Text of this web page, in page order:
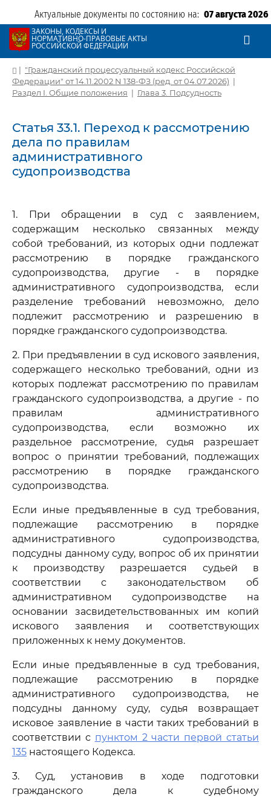
Актуальные документы по состоянию на: 07 августа 2026
ЗАКОНЫ, КОДЕКСЫ И
НОРМАТИВНО-ПРАВОВЫЕ АКТЫ
РОССИЙСКОЙ ФЕДЕРАЦИИ
| "Гражданский процессуальный кодекс Российской
Федерации" от 14.11.2002 N 138-ФЗ (ред. от 04.07.2026) |
Раздел I. Общие положения | Глава 3. Подсудность
Статья 33.1. Переход к рассмотрению
дела по правилам
административного
судопроизводства
1. При обращении в суд с заявлением,
содержащим несколько связанных между
собой требований, из которых одни подлежат
рассмотрению в порядке гражданского
судопроизводства, другие - в порядке
административного судопроизводства, если
разделение требований невозможно, дело
подлежит рассмотрению и разрешению в
порядке гражданского судопроизводства.
2. При предъявлении в суд искового заявления,
содержащего несколько требований, одни из
которых подлежат рассмотрению по правилам
гражданского судопроизводства, а другие - по
правилам административного
судопроизводства, если возможно их
раздельное рассмотрение, судья разрешает
вопрос о принятии требований, подлежащих
рассмотрению в порядке гражданского
судопроизводства.
Если иные предъявленные в суд требования,
подлежащие рассмотрению в порядке
административного судопроизводства,
подсудны данному суду, вопрос об их принятии
к производству разрешается судьей в
соответствии с законодательством об
административном судопроизводстве на
основании засвидетельствованных им копий
искового заявления и соответствующих
приложенных к нему документов.
Если иные предъявленные в суд требования,
подлежащие рассмотрению в порядке
административного судопроизводства, не
подсудны данному суду, судья возвращает
исковое заявление в части таких требований в
соответствии с пунктом 2 части первой статьи
135 настоящего Кодекса.
3. Суд, установив в ходе подготовки
гражданского дела к судебному